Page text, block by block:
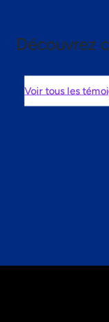
Découvrez
Voir tous les